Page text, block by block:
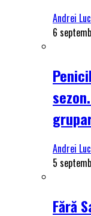
Andrei
6
Andrei
5
Fără